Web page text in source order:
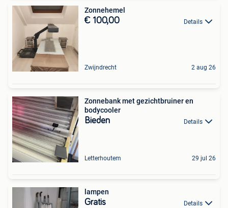
Zonnehemel
€ 100,00 Details
Zwijndrecht 2 aug 26
Zonnebank met gezichtbruiner en
bodycooler
Bieden Details
Letterhoutem 29 jul 26
lampen
Gratis Details